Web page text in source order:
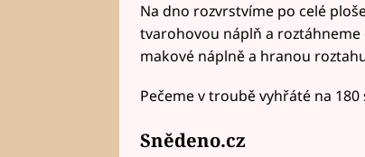
Na dno rozvrstvíme po celé
tvarohovou náplň a
makové náplně a hranou
Pečeme v troubě vyhřáté na
Snědeno.cz